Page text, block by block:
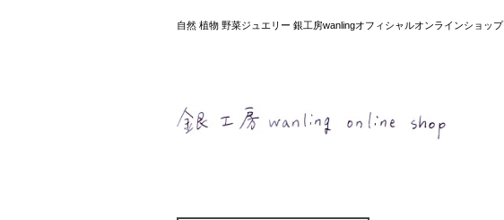
自然 植物 野菜ジュエリー 銀工房wanlingオフィシャルオンラインショップ